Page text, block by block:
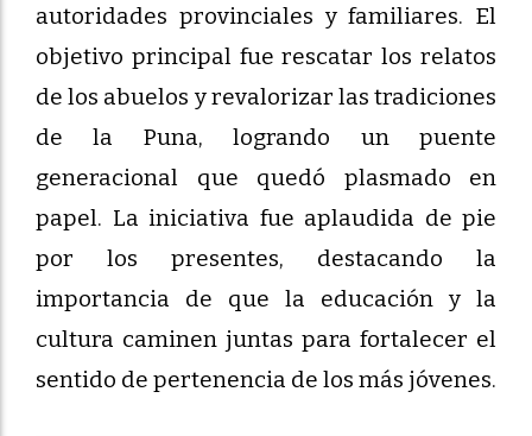
autoridades provinciales y familiares. El
objetivo principal fue rescatar los relatos
de los abuelos y revalorizar las tradiciones
de la Puna, logrando un puente
generacional que quedó plasmado en
papel. La iniciativa fue aplaudida de pie
por los presentes, destacando la
importancia de que la educación y la
cultura caminen juntas para fortalecer el
sentido de pertenencia de los más jóvenes.